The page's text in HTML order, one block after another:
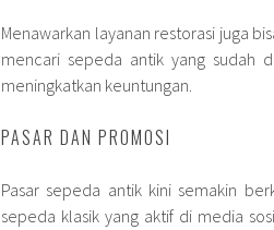
Menawarkan layanan restorasi juga
mencari sepeda antik yang sudah
meningkatkan keuntungan.
PASAR DAN PROMOSI
Pasar sepeda antik kini semakin
sepeda klasik yang aktif di media